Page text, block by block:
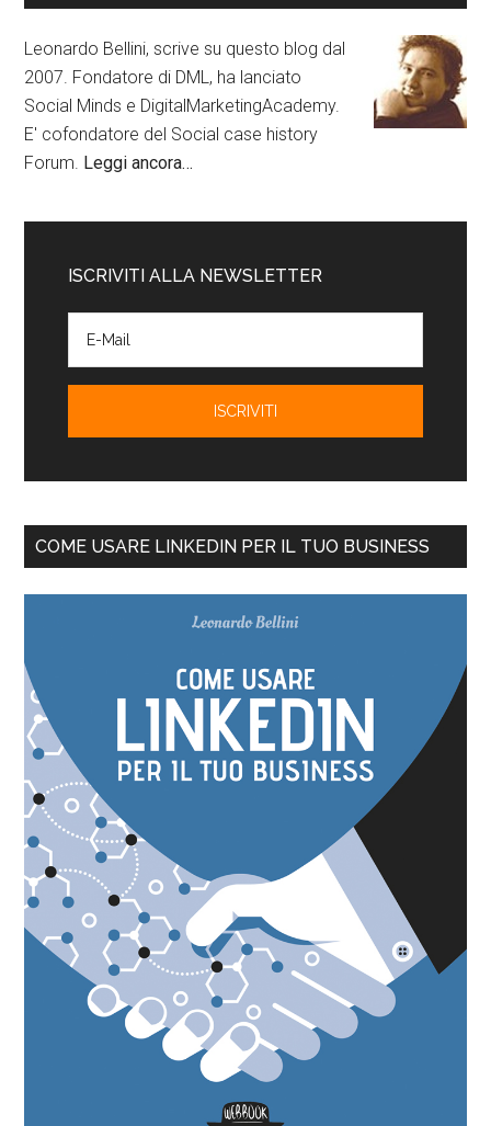
Leonardo Bellini, scrive su questo blog dal
2007. Fondatore di DML, ha lanciato
Social Minds e DigitalMarketingAcademy.
E' cofondatore del Social case history
Forum. Leggi ancora…
ISCRIVITI ALLA NEWSLETTER
COME USARE LINKEDIN PER IL TUO BUSINESS